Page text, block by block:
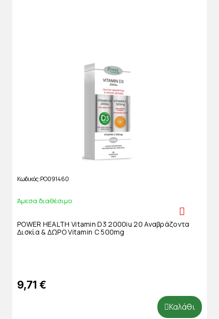
Κωδικός PO091460
Άμεσα διαθέσιμο
POWER HEALTH Vitamin D3 2000iu 20 Αναβράζοντα
Δισκία & ΔΩΡΟ Vitamin C 500mg
9,71 €
Καλάθι